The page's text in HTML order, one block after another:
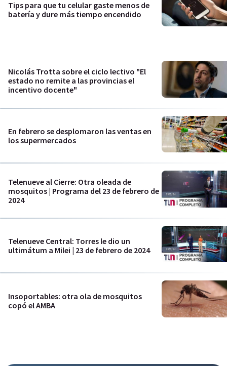
Tips para que tu celular gaste menos de
batería y dure más tiempo encendido
Nicolás Trotta sobre el ciclo lectivo "El
estado no remite a las provincias el
incentivo docente"
En febrero se desplomaron las ventas en
los supermercados
Telenueve al Cierre: Otra oleada de
mosquitos | Programa del 23 de febrero de
2024
Telenueve Central: Torres le dio un
ultimátum a Milei | 23 de febrero de 2024
Insoportables: otra ola de mosquitos
copó el AMBA